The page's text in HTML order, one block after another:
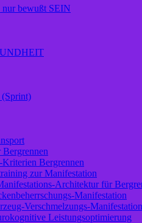
nur bewußt SEIN
Bergrennen
Bergrennen
zur Manifestation
Architektur für
Manifestation
Verschmelzungs-Manifestation
Leistungsoptimierung